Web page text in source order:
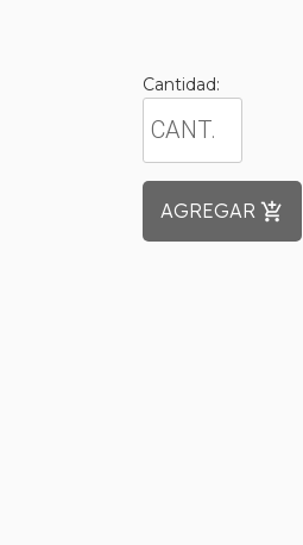
Cantidad:
AGREGARadd_shopping_cart